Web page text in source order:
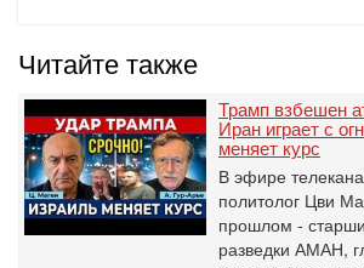
Читайте также
Трамп взбешен
Иран играет с
меняет курс
В эфире
политолог Цви
прошлом -
разведки АМАН,